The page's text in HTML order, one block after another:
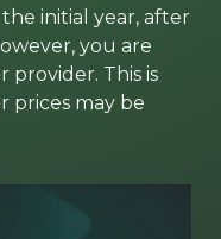
initial year, after
you are
provider. This is
prices may be